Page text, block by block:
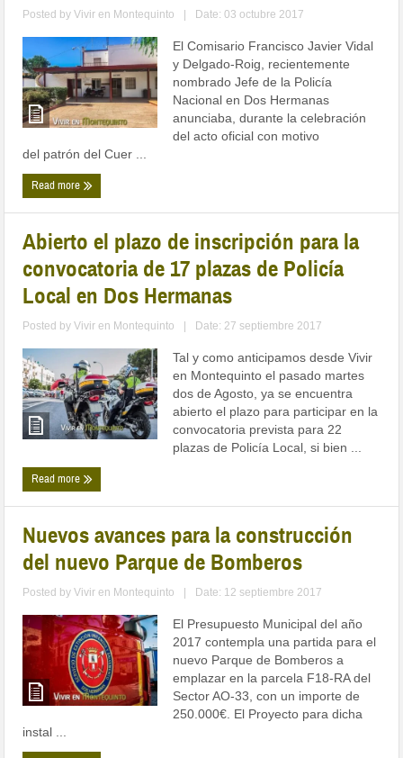
Posted byVivir en Montequinto Date: 03 octubre 2017
El Comisario Francisco Javier Vidal
y Delgado-Roig, recientemente
nombrado Jefe de la Policía
Nacional en Dos Hermanas
anunciaba, durante la celebración
del acto oficial con motivo
del patrón del Cuer ...
Read more
Abierto el plazo de inscripción para la
convocatoria de 17 plazas de Policía
Local en Dos Hermanas
Posted byVivir en Montequinto Date: 27 septiembre 2017
Tal y como anticipamos desde Vivir
en Montequinto el pasado martes
dos de Agosto, ya se encuentra
abierto el plazo para participar en la
convocatoria prevista para 22
plazas de Policía Local, si bien ...
Read more
Nuevos avances para la construcción
del nuevo Parque de Bomberos
Posted byVivir en Montequinto Date: 12 septiembre 2017
El Presupuesto Municipal del año
2017 contempla una partida para el
nuevo Parque de Bomberos a
emplazar en la parcela F18-RA del
Sector AO-33, con un importe de
250.000€. El Proyecto para dicha
instal ...